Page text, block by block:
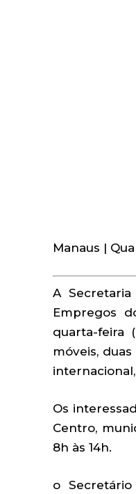
Manaus |
A
Empregos
quarta-feira
móveis,
Os
Centro,
8h às 14h.
o